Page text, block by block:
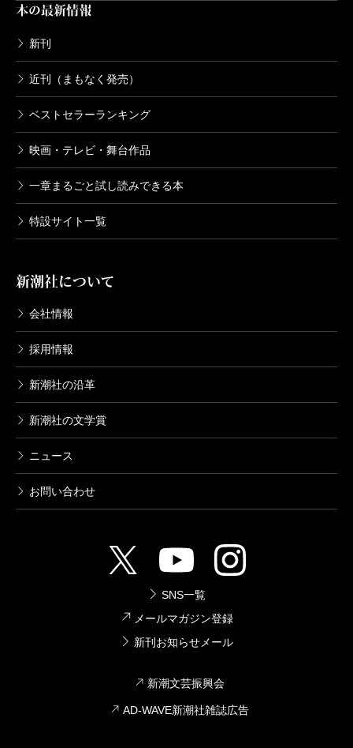
本の最新情報
新刊
近刊（まもなく発売）
ベストセラーランキング
映画・テレビ・舞台作品
一章まるごと試し読みできる本
特設サイト一覧
新潮社について
会社情報
採用情報
新潮社の沿革
新潮社の文学賞
ニュース
お問い合わせ
SNS一覧
メールマガジン登録
新刊お知らせメール
新潮文芸振興会
AD-WAVE新潮社雑誌広告